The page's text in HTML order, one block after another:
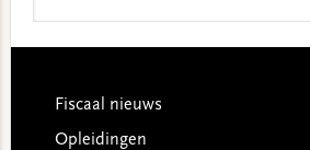
Footer
Fiscaal nieuws
Opleidingen